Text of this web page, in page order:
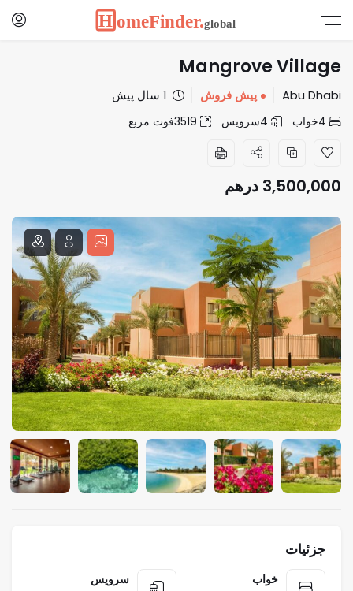
Mangrove Village
Abu Dhabi پیش فروش
4خواب 4سرویس 3519فوت مربع
3,500,000 درهم
جزئیات
خواب
سرویس